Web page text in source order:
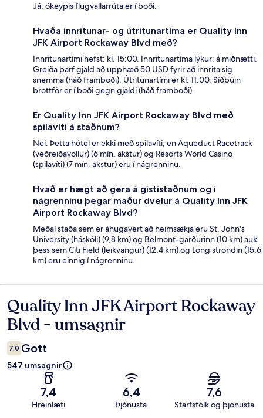
Já, ókeypis flugvallarrúta er í boði.
Hvaða innritunar- og útritunartíma er Quality Inn
JFK Airport Rockaway Blvd með?
Innritunartími hefst: kl. 15:00. Innritunartíma lýkur: á miðnætti.
Greiða þarf gjald að upphæð 50 USD fyrir að innrita sig
snemma (háð framboði). Útritunartími er kl. 11:00. Síðbúin
brottför er í boði gegn gjaldi (háð framboði).
Er Quality Inn JFK Airport Rockaway Blvd með
spilavíti á staðnum?
Nei. Þetta hótel er ekki með spilavíti, en Aqueduct Racetrack
(veðreiðavöllur) (6 mín. akstur) og Resorts World Casino
(spilavíti) (7 mín. akstur) eru í nágrenninu.
Hvað er hægt að gera á gististaðnum og í
nágrenninu þegar maður dvelur á Quality Inn JFK
Airport Rockaway Blvd?
Meðal staða sem er áhugavert að heimsækja eru St. John's
University (háskóli) (9,8 km) og Belmont-garðurinn (10 km) auk
þess sem Citi Field (leikvangur) (12,4 km) og Long ströndin (15,6
km) eru einnig í nágrenninu.
Umsagnir
Quality Inn JFK Airport Rockaway
Blvd - umsagnir
7,0 Gott
547 umsagnir
7,4
Hreinlæti
6,4
Þjónusta
7,6
Starfsfólk og þjónusta